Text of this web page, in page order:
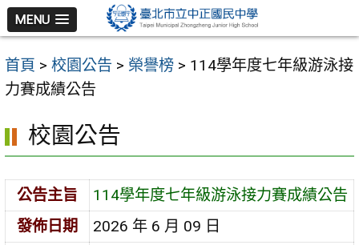
跳
至
主
要
容
區
MENU
首頁 > 校園公告 > 榮譽榜 > 114學年度七年級游泳接
力賽成績公告
校園公告
公告主旨
114學年度七年級游泳接力賽成績公告
發佈日期
2026 年 6 月 09 日